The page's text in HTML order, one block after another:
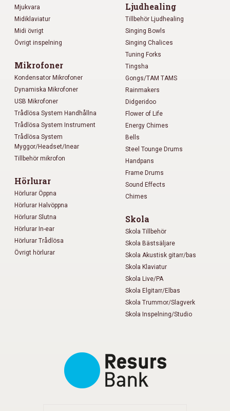
Mjukvara
Midiklaviatur
Midi övrigt
Övrigt inspelning
Mikrofoner
Kondensator Mikrofoner
Dynamiska Mikrofoner
USB Mikrofoner
Trådlösa System Handhållna
Trådlösa System Instrument
Trådlösa System
Myggor/Headset/Inear
Tillbehör mikrofon
Hörlurar
Hörlurar Öppna
Hörlurar Halvöppna
Hörlurar Slutna
Hörlurar In-ear
Hörlurar Trådlösa
Övrigt hörlurar
Ljudhealing
Tillbehör Ljudhealing
Singing Bowls
Singing Chalices
Tuning Forks
Tingsha
Gongs/TAM TAMS
Rainmakers
Didgeridoo
Flower of Life
Energy Chimes
Bells
Steel Tounge Drums
Handpans
Frame Drums
Sound Effects
Chimes
Skola
Skola Tillbehör
Skola Bästsäljare
Skola Akustisk gitarr/bas
Skola Klaviatur
Skola Live/PA
Skola Elgitarr/Elbas
Skola Trummor/Slagverk
Skola Inspelning/Studio